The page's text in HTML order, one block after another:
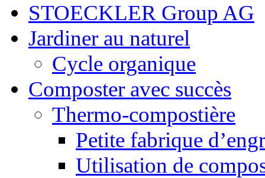
STOECKLER Group AG
Jardiner au naturel
Cycle organique
Composter avec succès
Thermo-compostière
Petite fabrique
Utilisation de